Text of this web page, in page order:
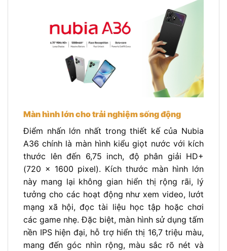
Màn hình lớn cho trải nghiệm sống động
Điểm nhấn lớn nhất trong thiết kế của Nubia
A36 chính là màn hình kiểu giọt nước với kích
thước lên đến 6,75 inch, độ phân giải HD+
(720 x 1600 pixel). Kích thước màn hình lớn
này mang lại không gian hiển thị rộng rãi, lý
tưởng cho các hoạt động như xem video, lướt
mạng xã hội, đọc tài liệu học tập hoặc chơi
các game nhẹ. Đặc biệt, màn hình sử dụng tấm
nền IPS hiện đại, hỗ trợ hiển thị 16,7 triệu màu,
mang đến góc nhìn rộng, màu sắc rõ nét và